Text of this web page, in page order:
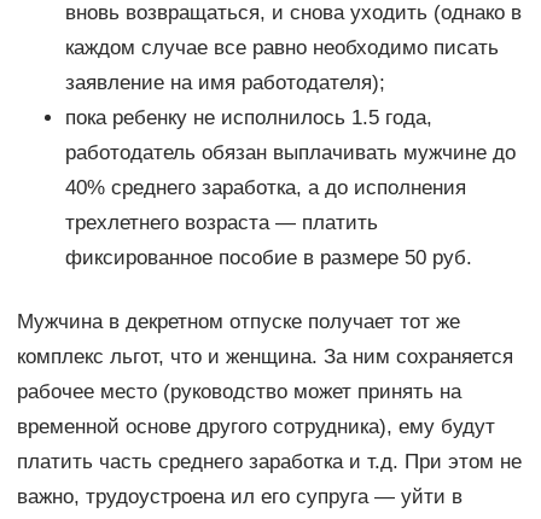
вновь возвращаться, и снова уходить (однако в
каждом случае все равно необходимо писать
заявление на имя работодателя);
пока ребенку не исполнилось 1.5 года,
работодатель обязан выплачивать мужчине до
40% среднего заработка, а до исполнения
трехлетнего возраста — платить
фиксированное пособие в размере 50 руб.
Мужчина в декретном отпуске получает тот же
комплекс льгот, что и женщина. За ним сохраняется
рабочее место (руководство может принять на
временной основе другого сотрудника), ему будут
платить часть среднего заработка и т.д. При этом не
важно, трудоустроена ил его супруга — уйти в